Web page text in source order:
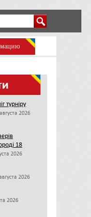
турніру
2026
18
2026
2026
2026